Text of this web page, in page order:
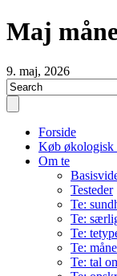
Maj
9. maj, 2026
Forside
Køb økologisk
Om te
Testeder
Te:
Te:
Te:
Te:
Te: tal